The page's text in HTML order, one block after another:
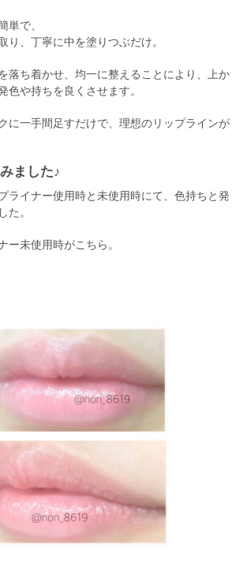
単で、
り、丁寧に中を塗りつぶだけ。
落ち着かせ、均一に整えることにより、上か
色や持ちを良くさせます。
に一手間足すだけで、理想のリップラインが
ました♪
ライナー使用時と未使用時にて、色持ちと発
た。
ー未使用時がこちら。